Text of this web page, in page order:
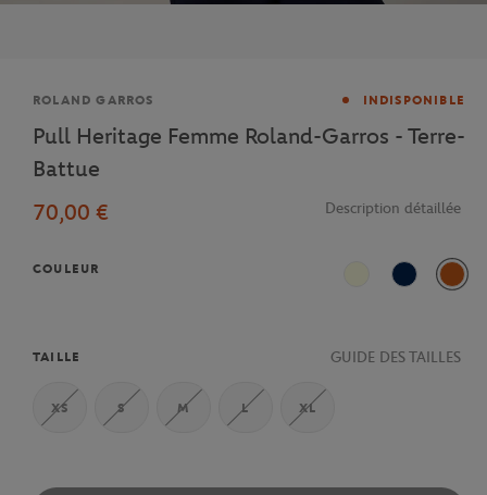
Marque
ROLAND GARROS INDISPONIBLE
Pull Heritage Femme Roland-Garros - Terre-
Battue
70,00 €
Description détaillée
COULEUR
Marine
TAILLE GUIDE DES TAILLES
XS S M L XL